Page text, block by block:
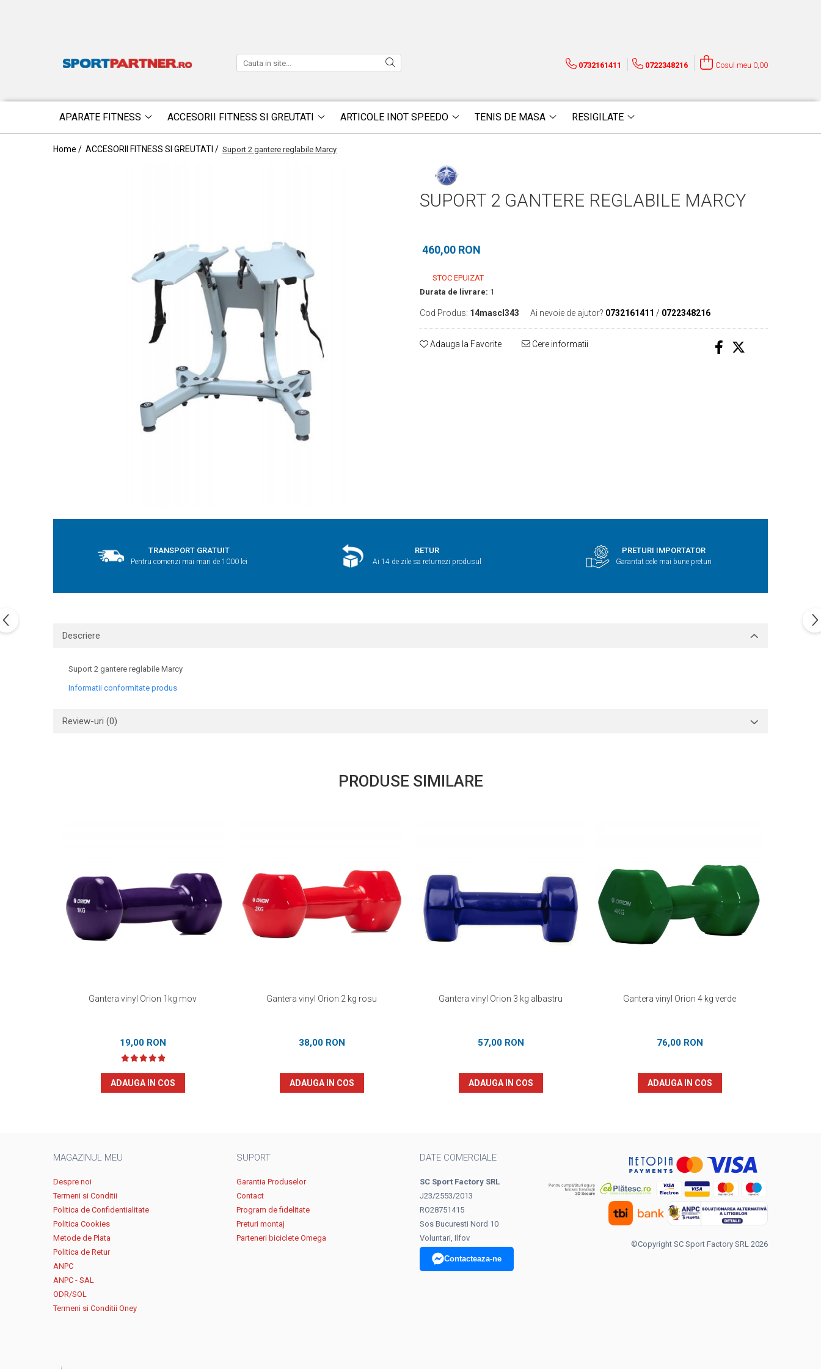
0732161411 0722348216 Cosul meu 0,00
APARATE FITNESS ACCESORII FITNESS SI GREUTATI ARTICOLE INOT SPEEDO TENIS DE MASA RESIGILATE
Home / ACCESORII FITNESS SI GREUTATI / Suport 2 gantere reglabile Marcy
SUPORT 2 GANTERE REGLABILE MARCY
460,00 RON
STOC EPUIZAT
Durata de livrare: 1
Cod Produs: 14mascl343 Ai nevoie de ajutor? 0732161411 / 0722348216
Adauga la Favorite Cere informatii
TRANSPORT GRATUIT
Pentru comenzi mai mari de 1000 lei
RETUR
Ai 14 de zile sa returnezi produsul
PRETURI IMPORTATOR
Garantat cele mai bune preturi
Descriere
Suport 2 gantere reglabile Marcy
Informatii conformitate produs
Review-uri (0)
PRODUSE SIMILARE
Gantera vinyl Orion 1kg mov
19,00 RON
ADAUGA IN COS
Gantera vinyl Orion 2 kg rosu
38,00 RON
ADAUGA IN COS
Gantera vinyl Orion 3 kg albastru
57,00 RON
ADAUGA IN COS
Gantera vinyl Orion 4 kg verde
76,00 RON
ADAUGA IN COS
MAGAZINUL MEU
Despre noi
Termeni si Conditii
Politica de Confidentialitate
Politica Cookies
Metode de Plata
Politica de Retur
ANPC
ANPC - SAL
ODR/SOL
Termeni si Conditii Oney
SUPORT
Garantia Produselor
Contact
Program de fidelitate
Preturi montaj
Parteneri biciclete Omega
DATE COMERCIALE
SC Sport Factory SRL
J23/2553/2013
RO28751415
Sos Bucuresti Nord 10
Voluntari, Ilfov
Contacteaza-ne
©Copyright SC Sport Factory SRL 2026